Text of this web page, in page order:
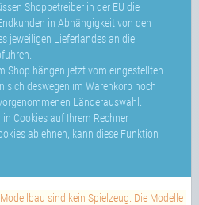
Shopbetreiber in der EU die
in Abhängigkeit von den
jeweiligen Lieferlandes an die
Shop hängen jetzt vom eingestellten
sich deswegen im Warenkorb noch
Länderauswahl.
Cookies auf Ihrem Rechner
ablehnen, kann diese Funktion
sind kein Spielzeug. Die Modelle